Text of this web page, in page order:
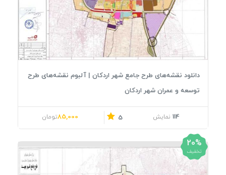
دانلود نقشه‌های طرح جامع شهر اردکان | آلبوم نقشه‌های طرح
توسعه و عمران شهر اردکان
114 نمایش 5 قیمت اصلی: 106,000تومان بود.
85,000تومان
20%
تخفیف